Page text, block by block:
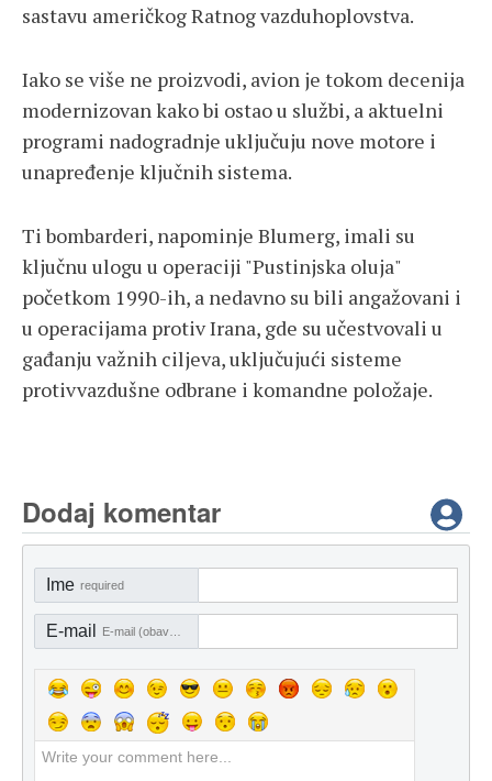
sastavu američkog Ratnog vazduhoplovstva.
Iako se više ne proizvodi, avion je tokom decenija
modernizovan kako bi ostao u službi, a aktuelni
programi nadogradnje uključuju nove motore i
unapređenje ključnih sistema.
Ti bombarderi, napominje Blumerg, imali su
ključnu ulogu u operaciji "Pustinjska oluja"
početkom 1990-ih, a nedavno su bili angažovani i
u operacijama protiv Irana, gde su učestvovali u
gađanju važnih ciljeva, uključujući sisteme
protivvazdušne odbrane i komandne položaje.
Dodaj komentar
Ime required
E-mail